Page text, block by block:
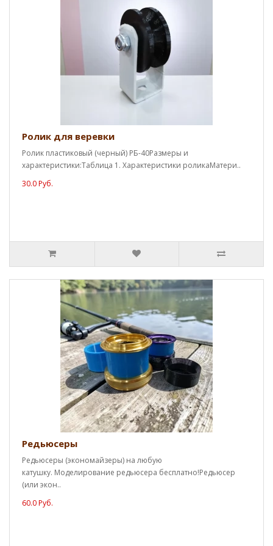
Ролик для веревки
Ролик пластиковый (черный) РБ-40Размеры и
характеристики:Таблица 1. Характеристики роликаМатери..
30.0 Руб.
Редьюсеры
Редьюсеры (экономайзеры) на любую
катушку. Моделирование редьюсера бесплатно!Редьюсер
(или экон..
60.0 Руб.